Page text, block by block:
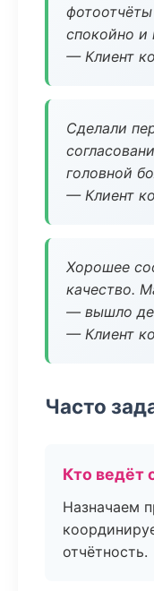
спокойно и
— Клиент
Сделали
головной
— Клиент
Хорошее
качество.
— вышло
— Клиент
Часто
Кто ведёт
Назначаем
отчётность.